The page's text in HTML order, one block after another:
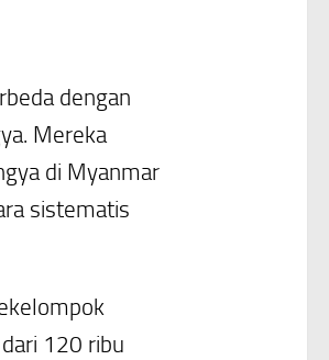
dengan
Mereka
di Myanmar
sistematis
120 ribu